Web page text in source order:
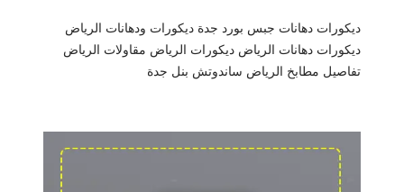
ديكورات دهانات جبس بورد جدة ديكورات ودهانات الرياض
ديكورات دهانات الرياض ديكورات الرياض مقاولات الرياض
تفاصيل مطابخ الرياض ساندوتش بنل جدة